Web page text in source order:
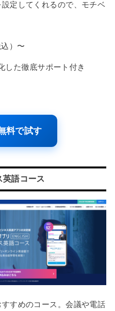
定してくれるので、モチベ
）〜
した徹底サポート付き
料で試す
語コース
すめのコース。会議や電話